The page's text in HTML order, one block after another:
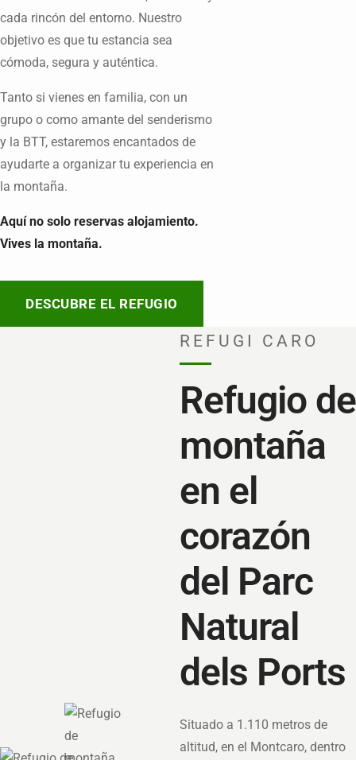
cada rincón del entorno. Nuestro
objetivo es que tu estancia sea
cómoda, segura y auténtica.
Tanto si vienes en familia, con un
grupo o como amante del senderismo
y la BTT, estaremos encantados de
ayudarte a organizar tu experiencia en
la montaña.
Aquí no solo reservas alojamiento.
Vives la montaña.
DESCUBRE EL REFUGIO
REFUGI CARO
Refugio de
montaña
en el
corazón
del Parc
Natural
dels Ports
Situado a 1.110 metros de
altitud, en el Montcaro, dentro